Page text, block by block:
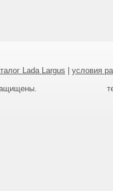
Lada Largus
условия